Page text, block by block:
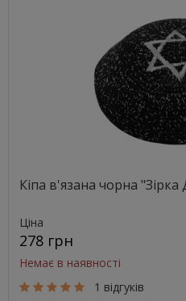
Кіпа в'язана чорна
Ціна
278 грн
Немає в наявності
1 відгуків